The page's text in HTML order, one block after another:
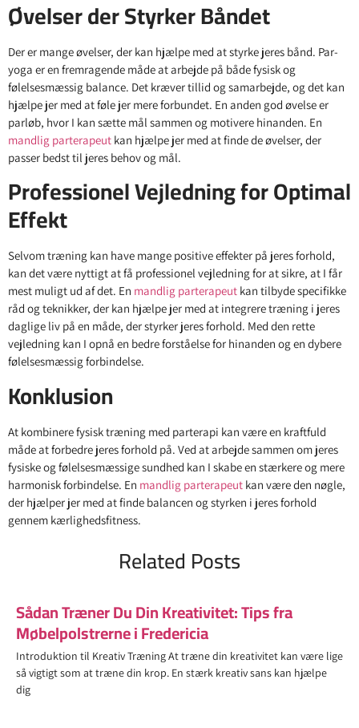
Øvelser der Styrker Båndet
Der er mange øvelser, der kan hjælpe med at styrke jeres bånd. Par-
yoga er en fremragende måde at arbejde på både fysisk og
følelsesmæssig balance. Det kræver tillid og samarbejde, og det kan
hjælpe jer med at føle jer mere forbundet. En anden god øvelse er
parløb, hvor I kan sætte mål sammen og motivere hinanden. En
mandlig parterapeut kan hjælpe jer med at finde de øvelser, der
passer bedst til jeres behov og mål.
Professionel Vejledning for Optimal
Effekt
Selvom træning kan have mange positive effekter på jeres forhold,
kan det være nyttigt at få professionel vejledning for at sikre, at I får
mest muligt ud af det. En mandlig parterapeut kan tilbyde specifikke
råd og teknikker, der kan hjælpe jer med at integrere træning i jeres
daglige liv på en måde, der styrker jeres forhold. Med den rette
vejledning kan I opnå en bedre forståelse for hinanden og en dybere
følelsesmæssig forbindelse.
Konklusion
At kombinere fysisk træning med parterapi kan være en kraftfuld
måde at forbedre jeres forhold på. Ved at arbejde sammen om jeres
fysiske og følelsesmæssige sundhed kan I skabe en stærkere og mere
harmonisk forbindelse. En mandlig parterapeut kan være den nøgle,
der hjælper jer med at finde balancen og styrken i jeres forhold
gennem kærlighedsfitness.
Related Posts
Sådan Træner Du Din Kreativitet: Tips fra
Møbelpolstrerne i Fredericia
Introduktion til Kreativ Træning At træne din kreativitet kan være lige
så vigtigt som at træne din krop. En stærk kreativ sans kan hjælpe
dig